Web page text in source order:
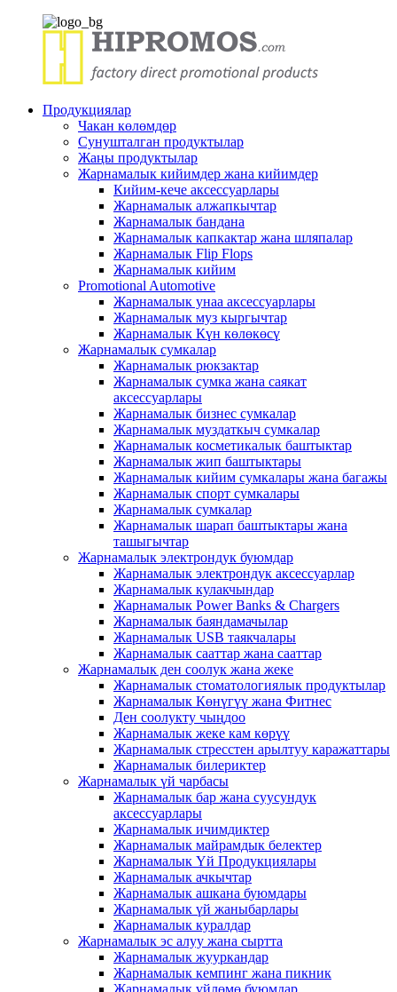
Продукциялар
Чакан көлөмдөр
Сунушталган продуктылар
Жаңы продуктылар
Жарнамалык кийимдер жана кийимдер
Кийим-кече аксессуарлары
Жарнамалык алжапкычтар
Жарнамалык бандана
Жарнамалык капкактар ​​жана шляпалар
Жарнамалык Flip Flops
Жарнамалык кийим
Promotional Automotive
Жарнамалык унаа аксессуарлары
Жарнамалык муз кыргычтар
Жарнамалык Күн көлөкөсү
Жарнамалык сумкалар
Жарнамалык рюкзактар
Жарнамалык сумка жана саякат
аксессуарлары
Жарнамалык бизнес сумкалар
Жарнамалык муздаткыч сумкалар
Жарнамалык косметикалык баштыктар
Жарнамалык жип баштыктары
Жарнамалык кийим сумкалары жана багажы
Жарнамалык спорт сумкалары
Жарнамалык сумкалар
Жарнамалык шарап баштыктары жана
ташыгычтар
Жарнамалык электрондук буюмдар
Жарнамалык электрондук аксессуарлар
Жарнамалык кулакчындар
Жарнамалык Power Banks & Chargers
Жарнамалык баяндамачылар
Жарнамалык USB таякчалары
Жарнамалык сааттар жана сааттар
Жарнамалык ден соолук жана жеке
Жарнамалык стоматологиялык продуктылар
Жарнамалык Көнүгүү жана Фитнес
Ден соолукту чыңдоо
Жарнамалык жеке кам көрүү
Жарнамалык стресстен арылтуу каражаттары
Жарнамалык билериктер
Жарнамалык үй чарбасы
Жарнамалык бар жана суусундук
аксессуарлары
Жарнамалык ичимдиктер
Жарнамалык майрамдык белектер
Жарнамалык Үй Продукциялары
Жарнамалык ачкычтар
Жарнамалык ашкана буюмдары
Жарнамалык үй жаныбарлары
Жарнамалык куралдар
Жарнамалык эс алуу жана сыртта
Жарнамалык жууркандар
Жарнамалык кемпинг жана пикник
Жарнамалык үйлөмө буюмдар